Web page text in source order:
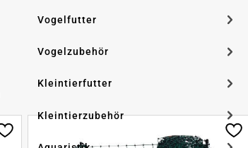
Vogelfutter
Vogelzubehör
Kleintierfutter
Kleintierzubehör